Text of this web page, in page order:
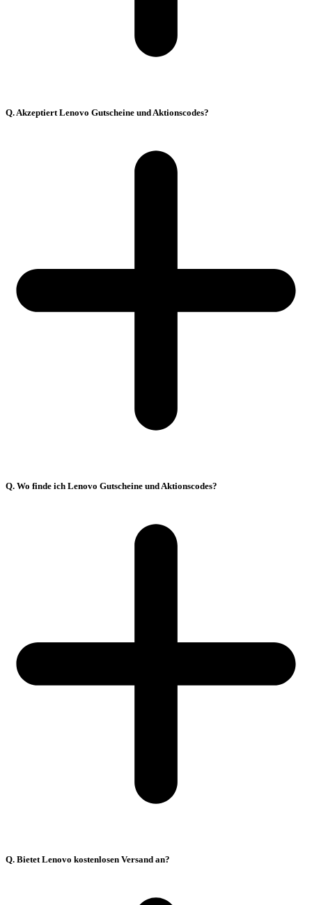
Q. Akzeptiert Lenovo Gutscheine und Aktionscodes?
Q. Wo finde ich Lenovo Gutscheine und Aktionscodes?
Q. Bietet Lenovo kostenlosen Versand an?